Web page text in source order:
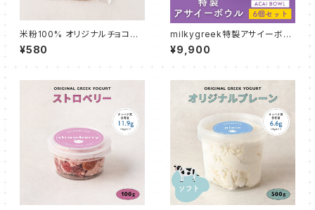
米粉100% オリジナルチョコチ
ャンククッキー 1枚
¥580
milkygreek特製アサイーボウ
ル 6個セット
¥9,900